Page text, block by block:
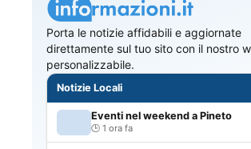
Porta le notizie affidabili e aggiornate
direttamente sul tuo sito con il nostro
personalizzabile.
Notizie Locali
Eventi nel weekend a Pineto
1 ora fa